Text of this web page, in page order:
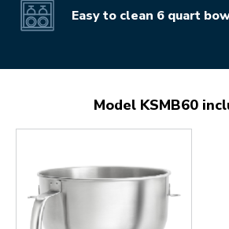
Easy to clean 6 quart
Model KSMB60